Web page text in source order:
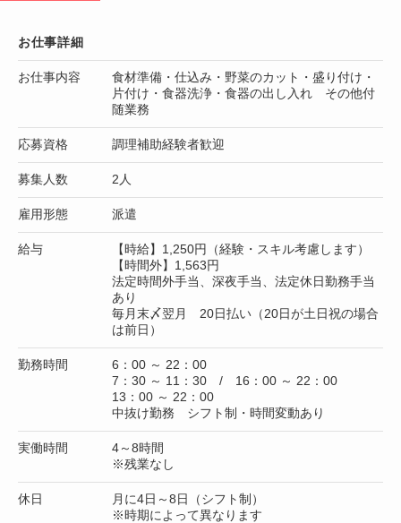
お仕事詳細
お仕事内容
食材準備・仕込み・野菜のカット・盛り付け・
片付け・食器洗浄・食器の出し入れ その他付
随業務
応募資格 調理補助経験者歓迎
募集人数 2人
雇用形態 派遣
給与
【時給】1,250円（経験・スキル考慮します）
【時間外】1,563円
法定時間外手当、深夜手当、法定休日勤務手当
あり
毎月末〆翌月 20日払い（20日が土日祝の場合
は前日）
勤務時間
6：00 ～ 22：00
7：30 ～ 11：30 / 16：00 ～ 22：00
13：00 ～ 22：00
中抜け勤務 シフト制・時間変動あり
実働時間
4～8時間
※残業なし
休日
月に4日～8日（シフト制）
※時期によって異なります